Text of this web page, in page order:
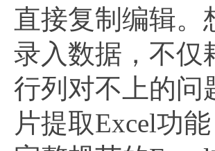
直接复制编辑。
录入数据，不仅
行列对不上的问
片提取Excel功